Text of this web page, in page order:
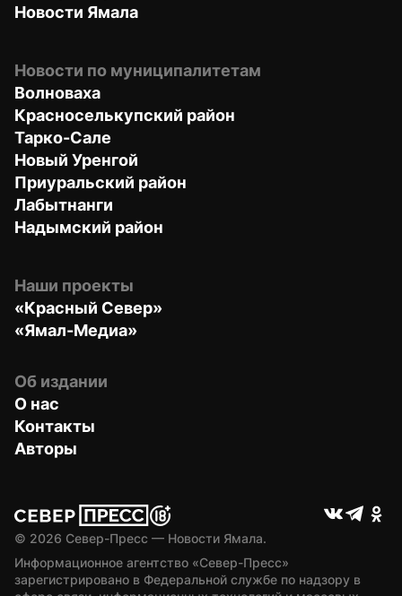
Новости Ямала
Новости по муниципалитетам
Волноваха
Красноселькупский район
Тарко-Сале
Новый Уренгой
Приуральский район
Лабытнанги
Надымский район
Наши проекты
«Красный Север»
«Ямал-Медиа»
Об издании
О нас
Контакты
Авторы
© 2026 Север-Пресс — Новости Ямала.
Информационное агентство «Север-Пресс»
зарегистрировано в Федеральной службе по надзору в